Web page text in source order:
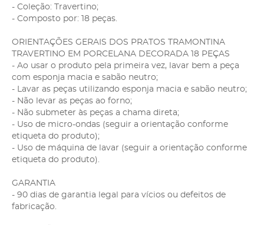
- Coleção: Travertino;
- Composto por: 18 peças.
ORIENTAÇÕES GERAIS DOS PRATOS TRAMONTINA
TRAVERTINO EM PORCELANA DECORADA 18 PEÇAS
- Ao usar o produto pela primeira vez, lavar bem a peça
com esponja macia e sabão neutro;
- Lavar as peças utilizando esponja macia e sabão neutro;
- Não levar as peças ao forno;
- Não submeter às peças a chama direta;
- Uso de micro-ondas (seguir a orientação conforme
etiqueta do produto);
- Uso de máquina de lavar (seguir a orientação conforme
etiqueta do produto).
GARANTIA
- 90 dias de garantia legal para vícios ou defeitos de
fabricação.